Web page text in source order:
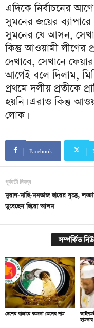
এদিকে নির্বাচনের
সুমনের জয়ের
সুমনের যে আসন,
কিন্তু আওয়ামী লীগের
দেখাবে, সেখানে
আগেই বলে দিলাম,
প্রথমে দলীয় প্রতীকে
হয়নি। এরাও কিন্তু
লোক।
Facebook
পূর্ববর্তী নিবন্ধ
মুরাদ-মাহি-মমতাজ হারের বৃত্তে,
ডুবেছেন হিরো আলম
সম্পর্কিত
দেশের বাজারে কমলো তেলের দাম